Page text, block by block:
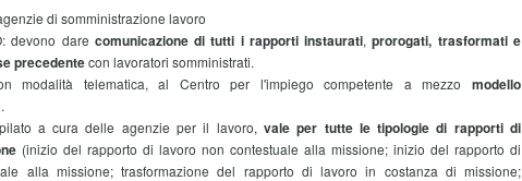
di somministrazione lavoro
devono dare comunicazione di tutti i rapporti instaurati, prorogati, trasformati e
precedentecon lavoratori somministrati.
modalità telematica, al Centro per l'impiego competente a mezzo modello
.
a cura delle agenzie per il lavoro, vale per tutte le tipologie di rapporti di
(inizio del rapporto di lavoro non contestuale alla missione; inizio del rapporto di
alla missione; trasformazione del rapporto di lavoro in costanza di missione;